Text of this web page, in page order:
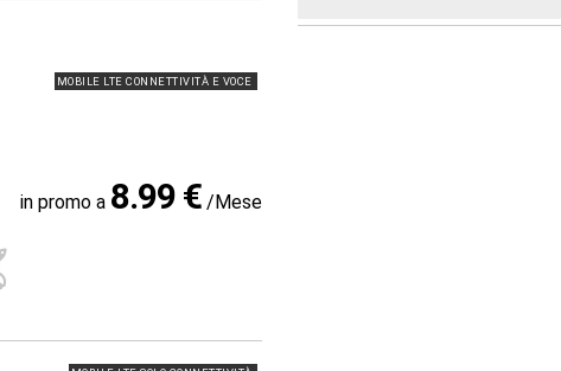
MOBILE LTE CONNETTIVITÀ E VOCE
in promo a 8.99 € /Mese